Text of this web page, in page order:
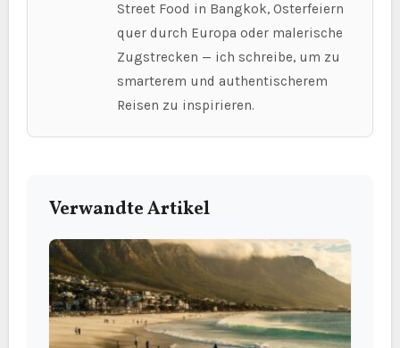
Street Food in Bangkok, Osterfeiern
quer durch Europa oder malerische
Zugstrecken — ich schreibe, um zu
smarterem und authentischerem
Reisen zu inspirieren.
Verwandte Artikel